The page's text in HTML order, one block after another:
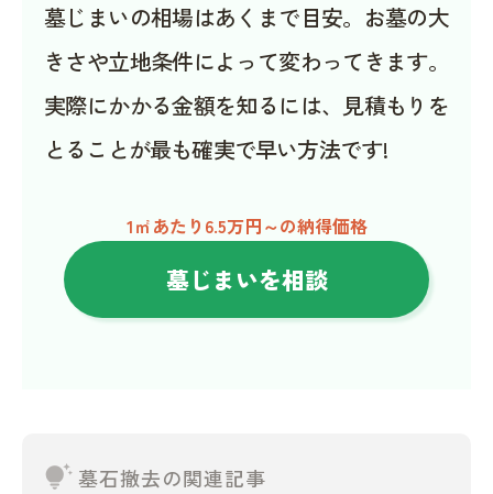
墓じまいの相場はあくまで目安。お墓の大
きさや立地条件によって変わってきます。
実際にかかる金額を知るには、見積もりを
とることが最も確実で早い方法です!
1㎡あたり6.5万円～の納得価格
墓じまいを相談
tips_and_updates墓石撤去の関連記事